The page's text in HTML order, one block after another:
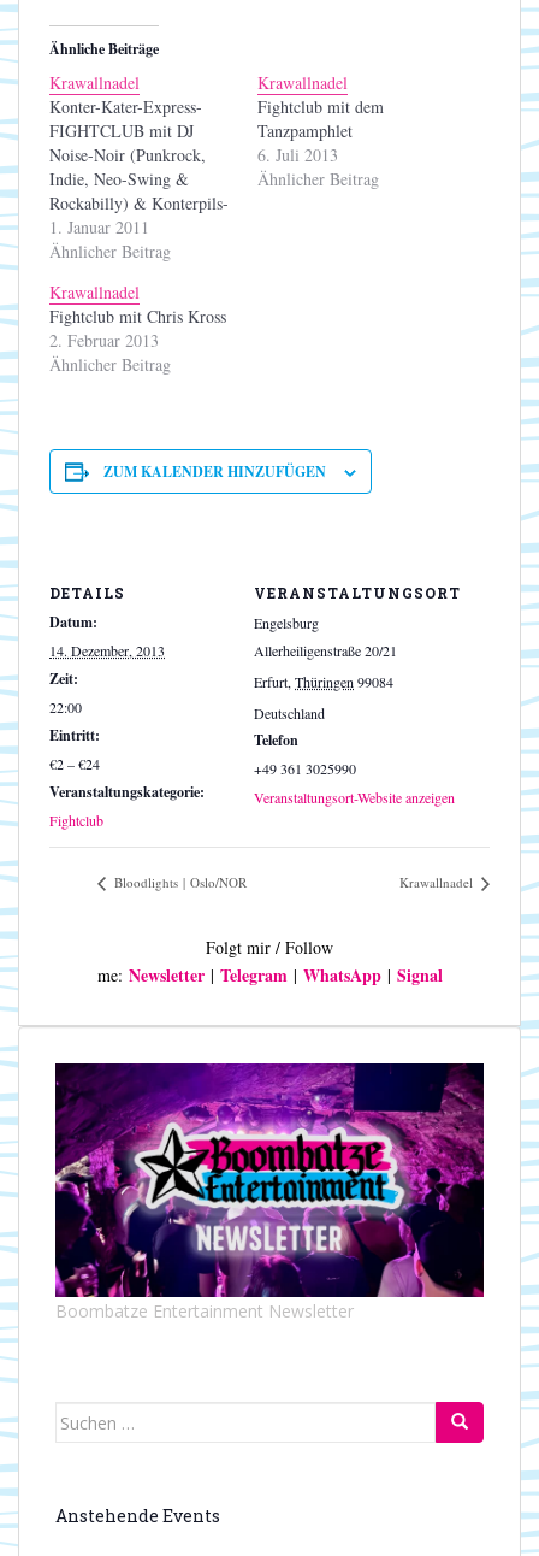
Ähnliche Beiträge
Krawallnadel
Konter-Kater-Express-
FIGHTCLUB mit DJ
Noise-Noir (Punkrock,
Indie, Neo-Swing &
Rockabilly) & Konterpils-
Special: Astra für 1,50€ +
Rollmöpse und Gürkchen
1. Januar 2011
Ähnlicher Beitrag
Krawallnadel
Fightclub mit dem
Tanzpamphlet
6. Juli 2013
Ähnlicher Beitrag
Krawallnadel
Fightclub mit Chris Kross
2. Februar 2013
Ähnlicher Beitrag
ZUM KALENDER HINZUFÜGEN
DETAILS
Datum:
14. Dezember, 2013
Zeit:
22:00
Eintritt:
€2 – €24
Veranstaltungskategorie:
Fightclub
VERANSTALTUNGSORT
Engelsburg
Allerheiligenstraße 20/21
Erfurt, Thüringen 99084
Deutschland
Telefon
+49 361 3025990
Veranstaltungsort-Website anzeigen
Bloodlights | Oslo/NOR Krawallnadel
Folgt mir / Follow
me: Newsletter| Telegram | WhatsApp| Signal
Boombatze Entertainment Newsletter
Suchen
Anstehende Events